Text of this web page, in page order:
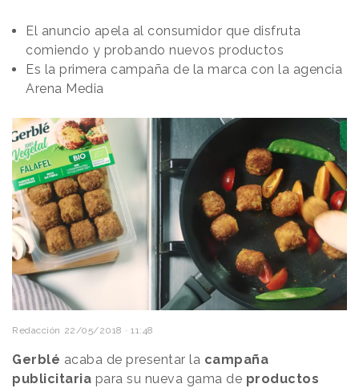
El anuncio apela al consumidor que disfruta
comiendo y probando nuevos productos
Es la primera campaña de la marca con la agencia
Arena Media
Redacción 22/05/2018 · 11:48
Gerblé acaba de presentar la campaña
publicitaria para su nueva gama de productos